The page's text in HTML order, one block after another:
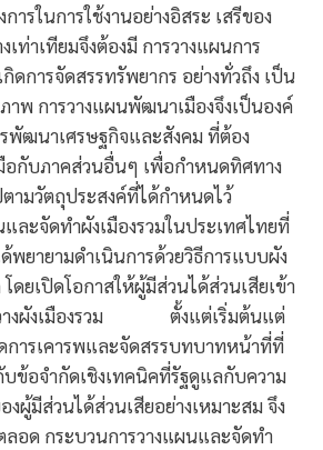
ารในการใช้งานอย่างอิสระ เสรีของ
ท่าเทียมจึงต้องมี การวางแผนการ
ดการจัดสรรทรัพยากร อย่างทั่วถึง เป็น
าพ การวางแผนพัฒนาเมืองจึงเป็นองค์
พัฒนาเศรษฐกิจและสังคม ที่ต้อง
อกับภาคส่วนอื่นๆ เพื่อกำหนดทิศทาง
ามวัตถุประสงค์ที่ได้กำหนดไว้
ละจัดทำผังเมืองรวมในประเทศไทยที่
ยายามดำเนินการด้วยวิธีการแบบผัง
ดยเปิดโอกาสให้ผู้มีส่วนได้ส่วนเสียเข้า
วางผังเมืองรวม ตั้งแต่เริ่มต้นแต่
การเคารพและจัดสรรบทบาทหน้าที่ที่
บข้อจำกัดเชิงเทคนิคที่รัฐดูแลกับความ
งผู้มีส่วนได้ส่วนเสียอย่างเหมาะสม จึง
ลอด กระบวนการวางแผนและจัดทำ